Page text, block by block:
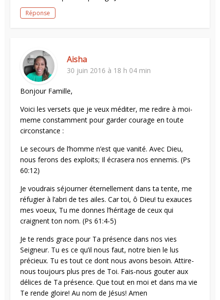
Réponse
Aisha
30 juin 2016 à 18 h 04 min
Bonjour Famille,
Voici les versets que je veux méditer, me redire à moi-
meme constamment pour garder courage en toute
circonstance :
Le secours de l’homme n’est que vanité. Avec Dieu,
nous ferons des exploits; Il écrasera nos ennemis. (Ps
60:12)
Je voudrais séjourner éternellement dans ta tente, me
réfugier à l’abri de tes ailes. Car toi, ô Dieu! tu exauces
mes voeux, Tu me donnes l’héritage de ceux qui
craignent ton nom. (Ps 61:4-5)
Je te rends grace pour Ta présence dans nos vies
Seigneur. Tu es ce qu’il nous faut, notre bien le lus
précieux. Tu es tout ce dont nous avons besoin. Attire-
nous toujours plus pres de Toi. Fais-nous gouter aux
délices de Ta présence. Que tout en moi et dans ma vie
Te rende gloire! Au nom de Jésus! Amen